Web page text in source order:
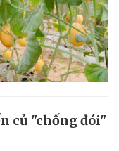
củ "chống đói"